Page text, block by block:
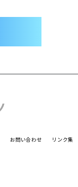
お問い合わせ リンク集